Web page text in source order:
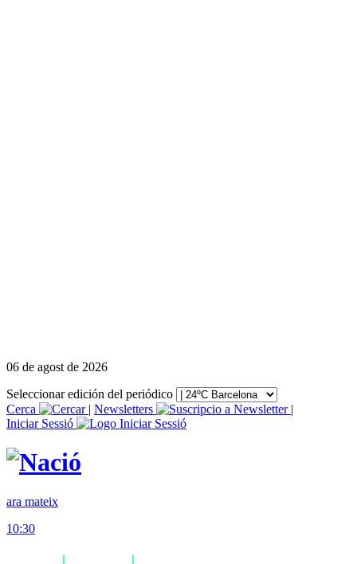
06 de agost de 2026
Seleccionar edición del periódico
Cerca
| Newsletters
|
Iniciar Sessió
ara mateix
10:30